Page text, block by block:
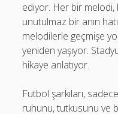
ediyor. Her bir melodi,
unutulmaz bir anın
melodilerle geçmişe
yeniden yaşıyor.
hikaye anlatıyor.
Futbol şarkıları,
ruhunu, tutkusunu ve